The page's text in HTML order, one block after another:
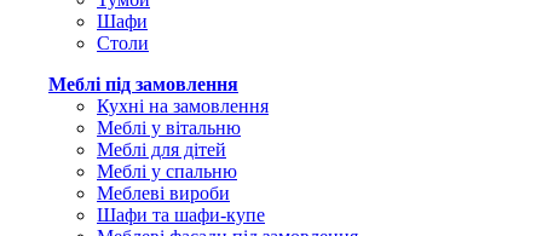
Шафи
Столи
Меблі під замовлення
Кухні на замовлення
Меблі у вітальню
Меблі для дітей
Меблі у спальню
Меблеві вироби
Шафи та шафи-купе